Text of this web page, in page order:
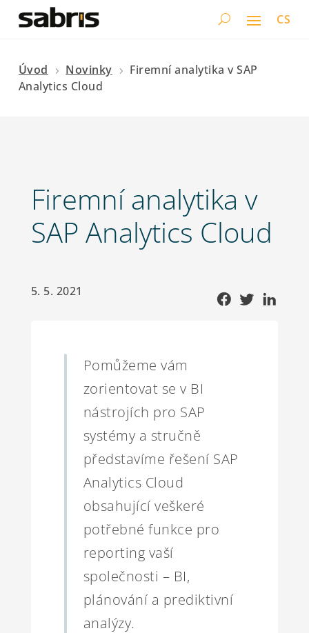
CS
Úvod 5 Novinky 5
Firemní analytika v SAP
Analytics Cloud
Firemní analytika v
SAP Analytics Cloud
5. 5. 2021
Pomůžeme vám
zorientovat se v BI
nástrojích pro SAP
systémy a stručně
představíme řešení SAP
Analytics Cloud
obsahující veškeré
potřebné funkce pro
reporting vaší
společnosti – BI,
plánování a prediktivní
analýzy.